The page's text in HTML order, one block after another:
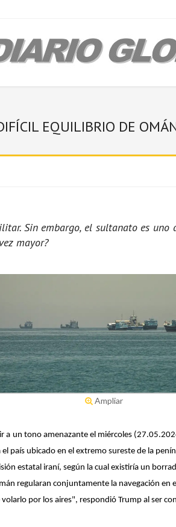
EQUILIBRIO DE
Sin embargo, el sultanato es
mayor?
Ampliar
a un tono amenazante el miércoles
país ubicado en el extremo sureste de la
estatal iraní, según la cual existiría un
regularan conjuntamente la navegación en
por los aires", respondió Trump al ser